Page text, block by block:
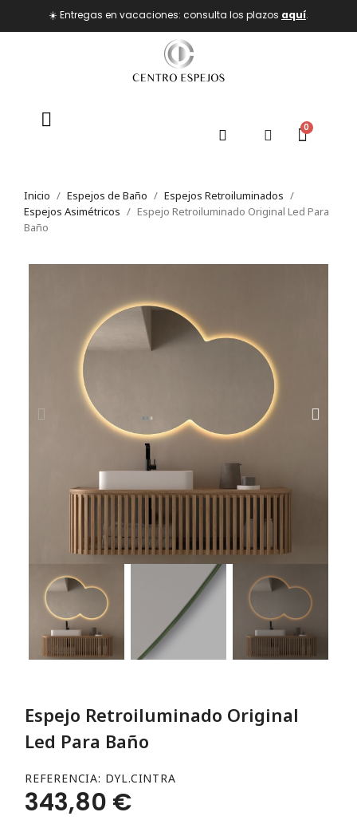
☀️ Entregas en vacaciones: consulta los plazos aquí.
Inicio Espejos de Baño
Espejos Retroiluminados
Espejos Asimétricos
Espejo Retroiluminado Original Led Para
Baño
Espejo Retroiluminado Original
Led Para Baño
REFERENCIA DYL.CINTRA
343,80 €